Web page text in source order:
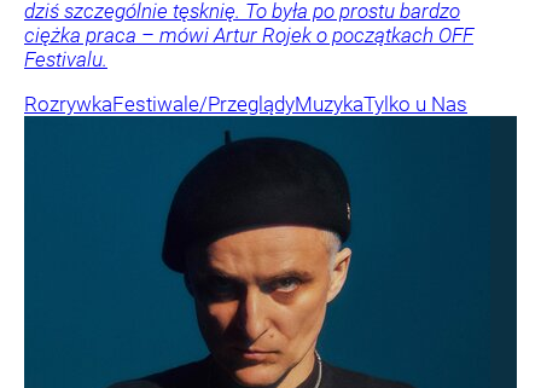
dziś szczególnie tęsknię. To była po prostu bardzo
ciężka praca – mówi Artur Rojek o początkach OFF
Festivalu.
RozrywkaFestiwale/PrzeglądyMuzykaTylko u Nas